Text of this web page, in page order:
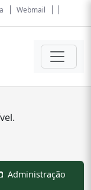
Webmail
Administração